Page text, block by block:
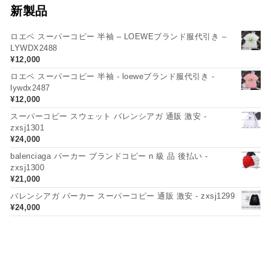
新製品
ロエベ スーパーコピー 半袖 – LOEWEブランド服代引き –
LYWDX2488
¥12,000
ロエベ スーパーコピー 半袖 - loeweブランド服代引き -
lywdx2487
¥12,000
スーパーコピー スウェット バレンシアガ 通販 激安 -
zxsj1301
¥24,000
balenciaga パーカー ブランドコピー n 級 品 後払い -
zxsj1300
¥21,000
バレンシアガ パーカー スーパーコピー 通販 激安 - zxsj1299
¥24,000